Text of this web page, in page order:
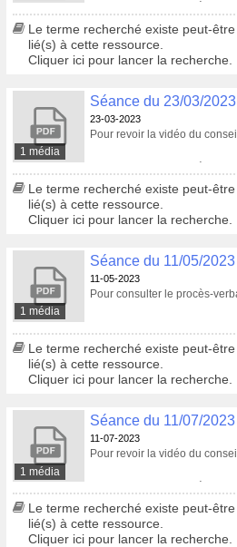
Le terme recherché existe peut-
lié(s) à cette ressource.
Cliquer ici pour lancer la recherche.
1 média
Séance du 23/03/2023
23-03-2023
Pour revoir la vidéo du
Pour consulter le procès-verbal
Le terme recherché existe peut-
lié(s) à cette ressource.
Cliquer ici pour lancer la recherche.
1 média
Séance du 11/05/2023
11-05-2023
Pour consulter le procès-
Le terme recherché existe peut-
lié(s) à cette ressource.
Cliquer ici pour lancer la recherche.
1 média
Séance du 11/07/2023
11-07-2023
Pour revoir la vidéo du
Pour consulter le procès-verbal
Le terme recherché existe peut-
lié(s) à cette ressource.
Cliquer ici pour lancer la recherche.